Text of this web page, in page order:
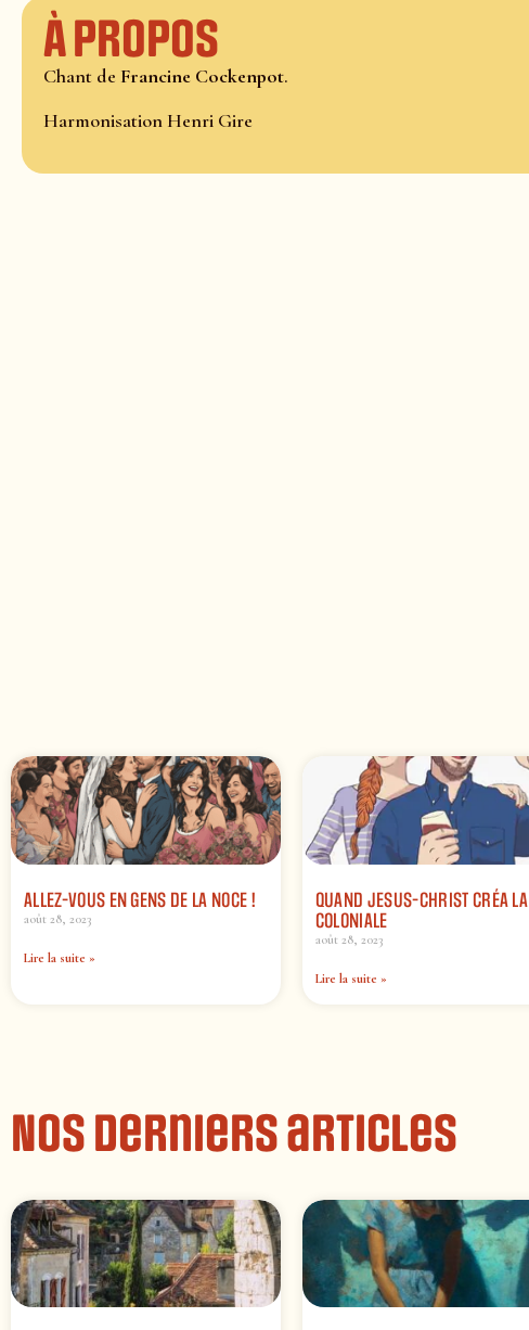
À propos
Chant de Francine Cockenpot.
Harmonisation Henri Gire
ALLEZ-VOUS EN GENS DE LA NOCE !
août 28, 2023
Lire la suite »
QUAND JESUS-CHRIST CRÉA LA
COLONIALE
août 28, 2023
Lire la suite »
Nos derniers articles